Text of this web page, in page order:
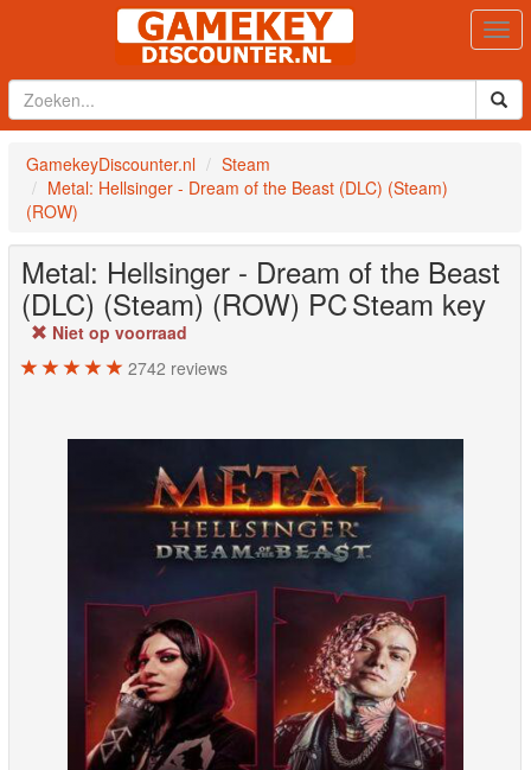
GamekeyDiscounter.nl
Steam
Metal: Hellsinger - Dream of the Beast (DLC) (Steam)
(ROW)
Metal: Hellsinger - Dream of the Beast
(DLC) (Steam) (ROW) PCSteam key
Niet op voorraad
2742 reviews